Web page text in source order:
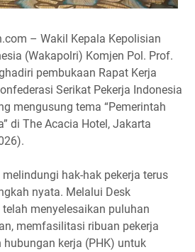
– Wakil Kepala Kepolisian
(Wakapolri) Komjen Pol. Prof.
pembukaan Rapat Kerja
Serikat Pekerja Indonesia
mengusung tema “Pemerintah
di The Acacia Hotel, Jakarta
hak-hak pekerja terus
nyata. Melalui Desk
telah menyelesaikan puluhan
memfasilitasi ribuan pekerja
kerja (PHK) untuk